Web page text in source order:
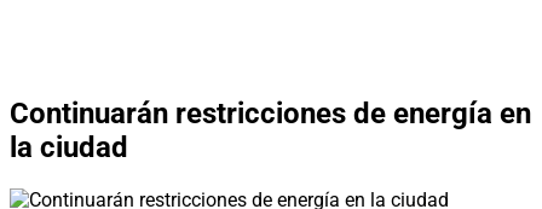
Continuarán restricciones de energía en
la ciudad